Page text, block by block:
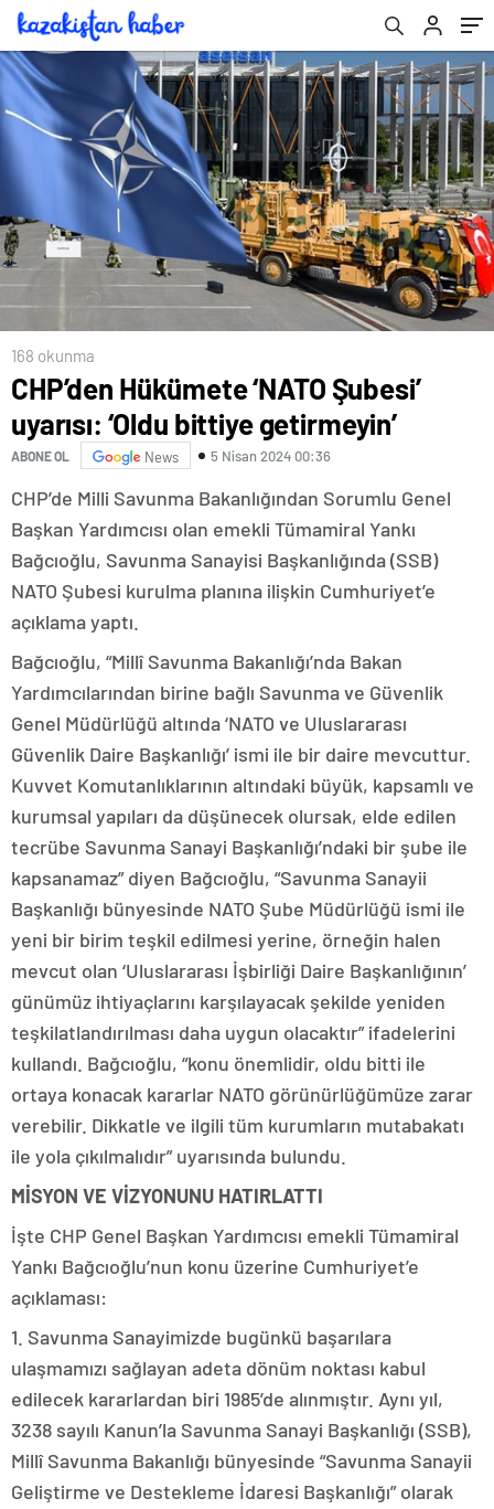
168 okunma
CHP’den Hükümete ‘NATO Şubesi’
uyarısı: ‘Oldu bittiye getirmeyin’
ABONE OL News 5 Nisan 2024 00:36
CHP’de Milli Savunma Bakanlığından Sorumlu Genel
Başkan Yardımcısı olan emekli Tümamiral Yankı
Bağcıoğlu, Savunma Sanayisi Başkanlığında (SSB)
NATO Şubesi kurulma planına ilişkin Cumhuriyet’e
açıklama yaptı.
Bağcıoğlu, “Millî Savunma Bakanlığı’nda Bakan
Yardımcılarından birine bağlı Savunma ve Güvenlik
Genel Müdürlüğü altında ‘NATO ve Uluslararası
Güvenlik Daire Başkanlığı’ ismi ile bir daire mevcuttur.
Kuvvet Komutanlıklarının altındaki büyük, kapsamlı ve
kurumsal yapıları da düşünecek olursak, elde edilen
tecrübe Savunma Sanayi Başkanlığı’ndaki bir şube ile
kapsanamaz” diyen Bağcıoğlu, “Savunma Sanayii
Başkanlığı bünyesinde NATO Şube Müdürlüğü ismi ile
yeni bir birim teşkil edilmesi yerine, örneğin halen
mevcut olan ‘Uluslararası İşbirliği Daire Başkanlığının’
günümüz ihtiyaçlarını karşılayacak şekilde yeniden
teşkilatlandırılması daha uygun olacaktır” ifadelerini
kullandı. Bağcıoğlu, “konu önemlidir, oldu bitti ile
ortaya konacak kararlar NATO görünürlüğümüze zarar
verebilir. Dikkatle ve ilgili tüm kurumların mutabakatı
ile yola çıkılmalıdır” uyarısında bulundu.
MİSYON VE VİZYONUNU HATIRLATTI
İşte CHP Genel Başkan Yardımcısı emekli Tümamiral
Yankı Bağcıoğlu’nun konu üzerine Cumhuriyet’e
açıklaması:
1. Savunma Sanayimizde bugünkü başarılara
ulaşmamızı sağlayan adeta dönüm noktası kabul
edilecek kararlardan biri 1985’de alınmıştır. Aynı yıl,
3238 sayılı Kanun’la Savunma Sanayi Başkanlığı (SSB),
Millî Savunma Bakanlığı bünyesinde “Savunma Sanayii
Geliştirme ve Destekleme İdaresi Başkanlığı” olarak